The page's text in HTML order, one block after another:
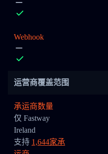
Webhook
运营商覆盖范围
承运商数量
仅 Fastway
Ireland
支持 1,644家承